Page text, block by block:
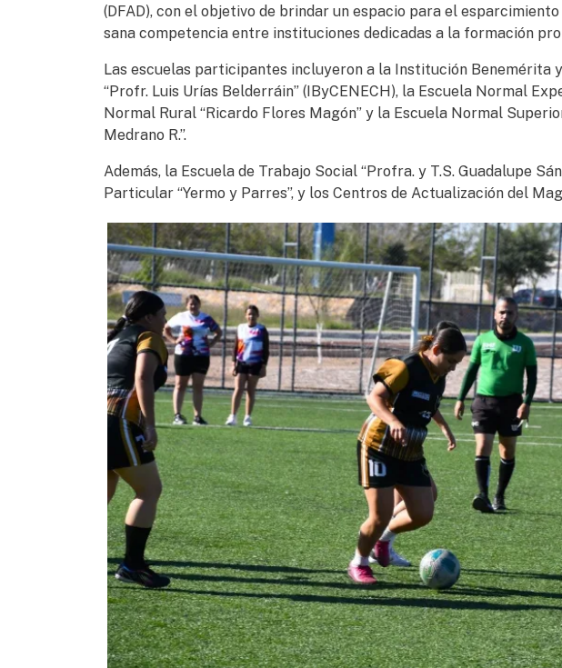
(DFAD), con el objetivo de brindar un espacio para el
sana competencia entre instituciones dedicadas a la formación
Las escuelas participantes incluyeron a la Institución Benemérita
“Profr. Luis Urías Belderráin” (IByCENECH), la Escuela Normal
Normal Rural “Ricardo Flores Magón” y la Escuela Normal
Medrano R.”.
Además, la Escuela de Trabajo Social “Profra. y T.S. Guadalupe
Particular “Yermo y Parres”, y los Centros de Actualización del